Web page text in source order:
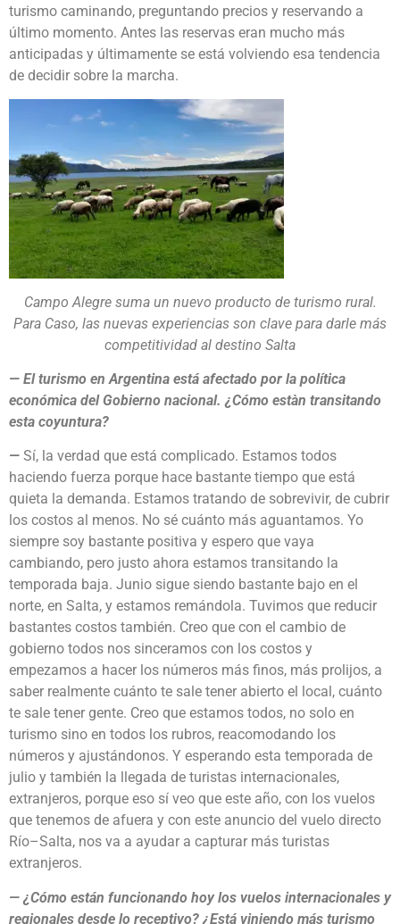
turismo caminando, preguntando precios y reservando a
último momento. Antes las reservas eran mucho más
anticipadas y últimamente se está volviendo esa tendencia
de decidir sobre la marcha.
Campo Alegre suma un nuevo producto de turismo rural.
Para Caso, las nuevas experiencias son clave para darle más
competitividad al destino Salta
— El turismo en Argentina está afectado por la política
económica del Gobierno nacional. ¿Cómo estàn transitando
esta coyuntura?
— Sí, la verdad que está complicado. Estamos todos
haciendo fuerza porque hace bastante tiempo que está
quieta la demanda. Estamos tratando de sobrevivir, de cubrir
los costos al menos. No sé cuánto más aguantamos. Yo
siempre soy bastante positiva y espero que vaya
cambiando, pero justo ahora estamos transitando la
temporada baja. Junio sigue siendo bastante bajo en el
norte, en Salta, y estamos remándola. Tuvimos que reducir
bastantes costos también. Creo que con el cambio de
gobierno todos nos sinceramos con los costos y
empezamos a hacer los números más finos, más prolijos, a
saber realmente cuánto te sale tener abierto el local, cuánto
te sale tener gente. Creo que estamos todos, no solo en
turismo sino en todos los rubros, reacomodando los
números y ajustándonos. Y esperando esta temporada de
julio y también la llegada de turistas internacionales,
extranjeros, porque eso sí veo que este año, con los vuelos
que tenemos de afuera y con este anuncio del vuelo directo
Río–Salta, nos va a ayudar a capturar más turistas
extranjeros.
— ¿Cómo están funcionando hoy los vuelos internacionales y
regionales desde lo receptivo? ¿Está viniendo más turismo